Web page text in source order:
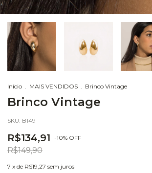
Início MAIS VENDIDOS Brinco Vintage
Brinco Vintage
SKU: B149
R$134,91 -10% OFF
R$149,90
7 x de R$19,27 sem juros